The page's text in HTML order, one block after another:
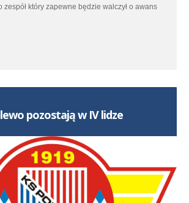
zespół który zapewne będzie walczył o awans
kadry w okresie przygotowawczym.
pozostają w IV lidze